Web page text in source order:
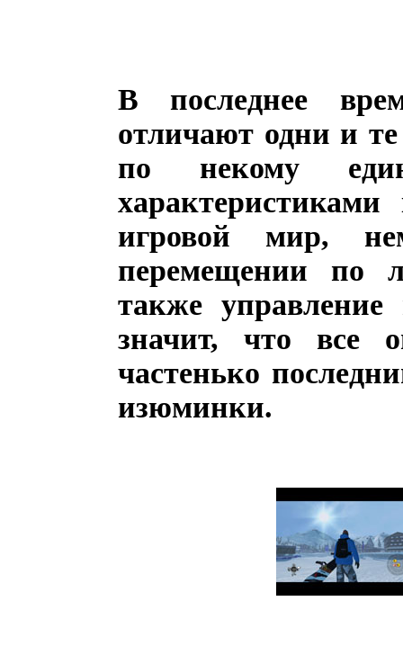
В последнее
отличают одни и
по некому
игровой мир,
перемещении по
также
значит, что все
частенько
изюминки.